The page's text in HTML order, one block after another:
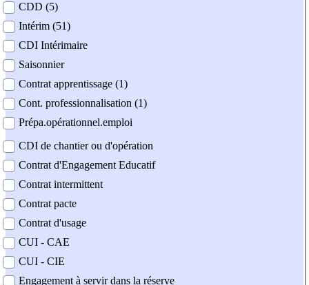
CDD (5)
Intérim (51)
CDI Intérimaire
Saisonnier
Contrat apprentissage (1)
Cont. professionnalisation (1)
Prépa.opérationnel.emploi
CDI de chantier ou d'opération
Contrat d'Engagement Educatif
Contrat intermittent
Contrat pacte
Contrat d'usage
CUI - CAE
CUI - CIE
Engagement à servir dans la réserve